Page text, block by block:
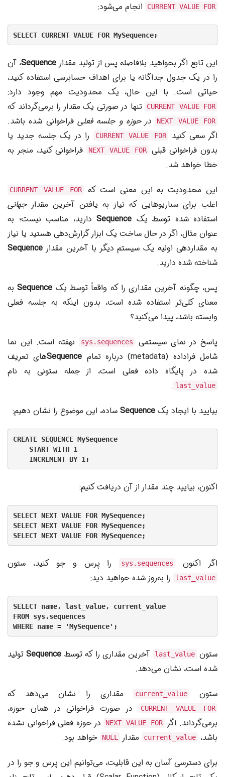
CURRENT VALUE FOR انجام می‌شود:
SELECT CURRENT VALUE FOR MySequence;
این تابع اگر بخواهید بلافاصله پس از تولید مقدار Sequence، آن
را در یک جدول جداگانه یا برای اهداف حسابرسی استفاده کنید،
حیاتی است. با این حال، یک محدودیت مهم وجود دارد:
CURRENT VALUE FOR تنها در صورتی یک مقدار را برمی‌گرداند که
NEXT VALUE FOR در حوزه و جلسه فعلی فراخوانی شده باشد.
اگر سعی کنید
CURRENT VALUE FOR
را در یک جلسه جدید یا
بدون فراخوانی قبلی
NEXT VALUE FOR
فراخوانی کنید، منجر به
خطا خواهد شد.
این محدودیت به این معنی است که
CURRENT VALUE FOR
اغلب برای سناریوهایی که نیاز به یافتن آخرین مقدارجهانی
استفاده شده توسط یک Sequence دارید، مناسب نیست؛ به
عنوان مثال، اگر در حال ساخت یک ابزار گزارش‌دهی هستید یا نیاز
به مقداردهی اولیه یک سیستم دیگر با آخرین مقدار Sequence
شناخته شده دارید.
پس، چگونه آخرین مقداری را که واقعاً توسط یک Sequenceبه
معنای کلی‌تر استفاده شده است، بدون اینکه به جلسه فعلی
وابسته باشد، پیدا می‌کنید؟
پاسخ در نمای سیستمی
sys.sequences
نهفته است. این نما
شامل فراداده (metadata) درباره تمام
Sequenceهای تعریف
شده در پایگاه داده فعلی است، از جمله ستونی به نام
last_value
.
بیایید با ایجاد یک Sequence ساده، این موضوع را نشان دهیم:
CREATE SEQUENCE MySequence
    START WITH 1
    INCREMENT BY 1;
اکنون، بیایید چند مقدار از آن دریافت کنیم:
SELECT NEXT VALUE FOR MySequence;
SELECT NEXT VALUE FOR MySequence;
SELECT NEXT VALUE FOR MySequence;
اگر اکنون sys.sequences را پرس و جو کنید، ستون
last_value را به‌روز شده خواهید دید:
SELECT name, last_value, current_value
FROM sys.sequences
WHERE name = 'MySequence';
ستون last_value آخرین مقداری را که توسط Sequenceتولید
شده است، نشان می‌دهد.
ستون
current_value مقداری را نشان می‌دهد که
CURRENT VALUE FOR
در صورت فراخوانی در همان حوزه،
برمی‌گرداند. اگر NEXT VALUE FOR
در حوزه فعلی فراخوانی نشده
باشد،
current_value مقدار NULL
خواهد بود.
برای دسترسی آسان به این قابلیت، می‌توانیم این پرس و جو را در